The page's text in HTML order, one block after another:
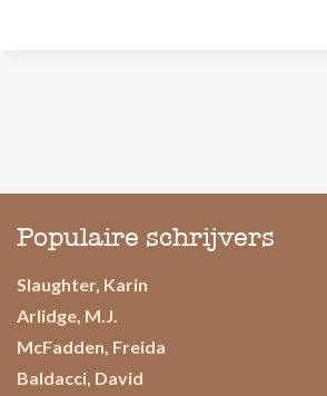
Populaire schrijvers
Slaughter, Karin
Arlidge, M.J.
McFadden, Freida
Baldacci, David